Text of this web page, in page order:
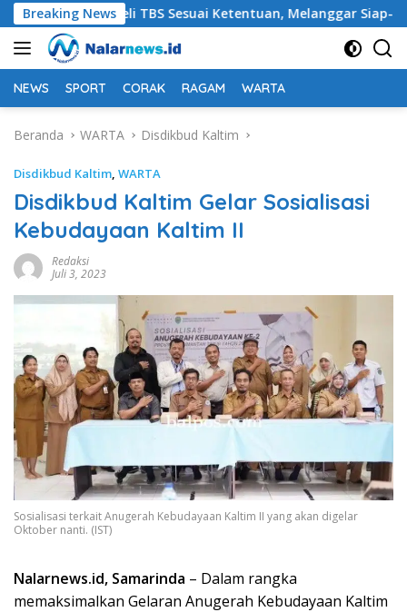
Langsung
ke
konten
Breaking News
Membeli TBS Sesuai Ketentuan, Melanggar Siap-siap
NEWS SPORT CORAK RAGAM WARTA
Beranda WARTA Disdikbud Kaltim
Disdikbud Kaltim, WARTA
Disdikbud Kaltim Gelar Sosialisasi
Kebudayaan Kaltim II
Redaksi
Juli 3, 2023
Sosialisasi terkait Anugerah Kebudayaan Kaltim II yang akan digelar
Oktober nanti. (IST)
Nalarnews.id, Samarinda – Dalam rangka
memaksimalkan Gelaran Anugerah Kebudayaan Kaltim